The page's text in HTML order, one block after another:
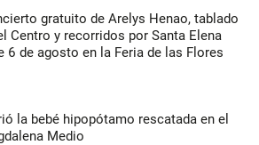
gratuito de Arelys Henao, tablado
Centro y recorridos por Santa Elena
6 de agosto en la Feria de las Flores
la bebé hipopótamo rescatada en el
Medio